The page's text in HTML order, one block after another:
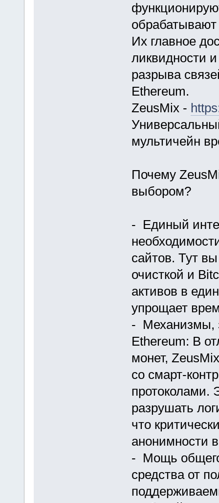
обрабатывают
Их главное
ликвидности
разрыва
Ethereum.
ZeusMix -
мультичейн
Почему
выбором?
- Единый
сайтов. Тут
очисткой и
активов в
упрощает
- Механизмы,
Ethereum: В
монет,
со смарт-
протоколами.
разрушать
что
анонимности
- Мощь
средства от